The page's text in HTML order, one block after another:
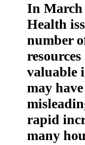
In March
Health
number
valuable
may
rapid
many